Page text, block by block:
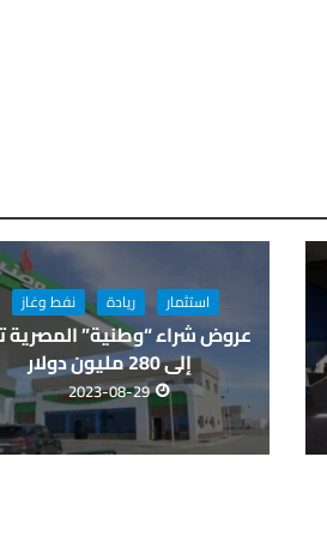
استثمار ريادة نفط وغاز
عروض شراء “وطنية”
إلى 280 مليون دولار
2023-08-29